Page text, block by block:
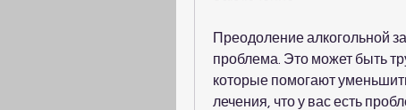
Преодоление алкогольной
проблема. Это может быть
которые помогают
лечения, что у вас есть